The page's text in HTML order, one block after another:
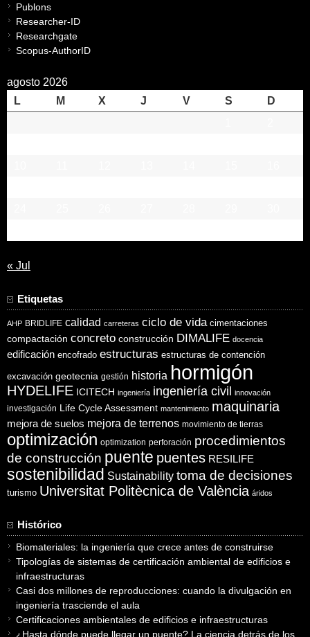
Publons
Researcher-ID
Researchgate
Scopus-AuthorID
agosto 2026
L
M X J V S
D
« Jul
Etiquetas
AHP BRIDLIFE calidad carreteras ciclo de vida cimentaciones
compactación concreto construcción DIMALIFE docencia
edificación encofrado estructuras estructuras de contención
excavación geotecnia gestión historia hormigón
HYDELIFE ICITECH ingeniería ingeniería civil innovación
investigación Life Cycle Assessment mantenimiento maquinaria
mejora de suelos mejora de terrenos movimiento de tierras
optimización optimization perforación procedimientos
de construcción puente puentes RESILIFE
sostenibilidad Sustainability toma de decisiones
turismo Universitat Politècnica de València áridos
Histórico
Biomateriales: la ingeniería que crece antes de construirse
Tipologías de sistemas de certificación ambiental de edificios e
infraestructuras
Casi dos millones de reproducciones: cuando la divulgación en
ingeniería trasciende el aula
Certificaciones ambientales de edificios e infraestructuras
¿Hasta dónde puede llegar un puente? La ciencia detrás de los